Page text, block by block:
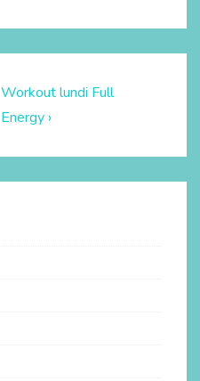
Workout lundi Full
Energy ›